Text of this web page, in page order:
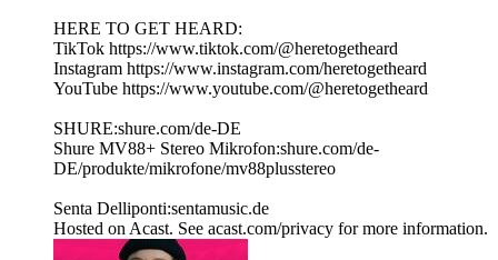
HERE TO GET HEARD:
TikTok https://www.tiktok.com/@heretogetheard
Instagram https://www.instagram.com/heretogetheard
YouTube https://www.youtube.com/@heretogetheard
SHURE:shure.com/de-DE
Shure MV88+ Stereo Mikrofon:shure.com/de-
DE/produkte/mikrofone/mv88plusstereo
Senta Delliponti:sentamusic.de
Hosted on Acast. See acast.com/privacy for more information.